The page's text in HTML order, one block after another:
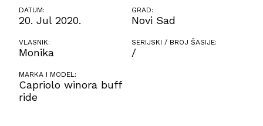
DATUM:
20. Jul 2020.
GRAD:
Novi Sad
VLASNIK:
Monika
SERIJSKI / BROJ ŠASIJE:
/
MARKA I MODEL:
Capriolo winora buff
ride